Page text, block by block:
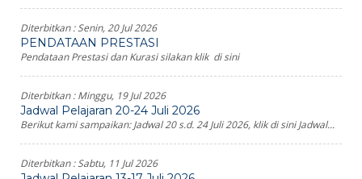
Diterbitkan :Senin, 20 Jul 2026
PENDATAAN PRESTASI
Pendataan Prestasi dan Kurasi silakan klik di sini
Diterbitkan :Minggu, 19 Jul 2026
Jadwal Pelajaran 20-24 Juli 2026
Berikut kami sampaikan: Jadwal 20 s.d. 24 Juli 2026, klik di sini Jadwal...
Diterbitkan :Sabtu, 11 Jul 2026